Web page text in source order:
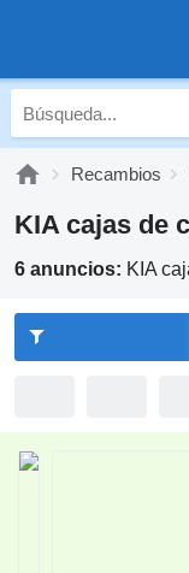
Recambios
KIA cajas de
6 anuncios: KIA